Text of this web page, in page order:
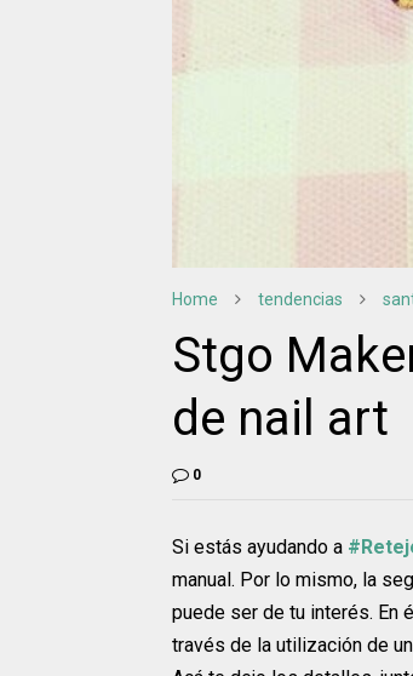
Home tendencias
Stgo
de nail art
0
Si estás ayudando a
manual. Por lo mismo, la
puede ser de tu interés. En
través de la utilización de